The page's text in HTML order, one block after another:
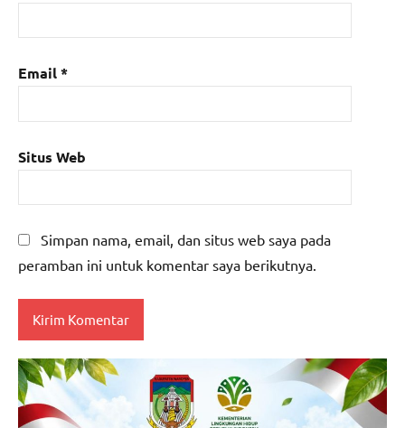
Email*
Situs Web
Simpan nama, email, dan situs web saya pada
peramban ini untuk komentar saya berikutnya.